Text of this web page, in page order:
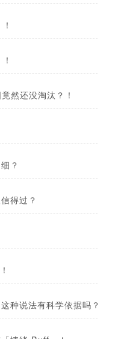
然还没淘汰？！
？
得过？
种说法有科学依据吗？